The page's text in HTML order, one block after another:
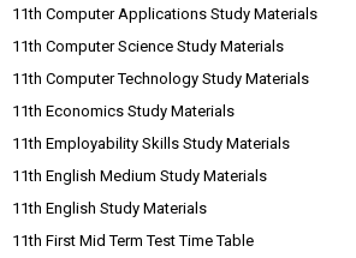
11th Computer Applications Study Materials
11th Computer Science Study Materials
11th Computer Technology Study Materials
11th Economics Study Materials
11th Employability Skills Study Materials
11th English Medium Study Materials
11th English Study Materials
11th First Mid Term Test Time Table